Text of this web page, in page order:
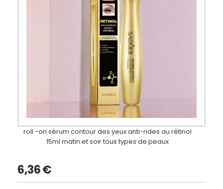
roll -on sérum contour des yeux anti-rides au rétinol
15ml matin et soir tous types de peaux
6,36€